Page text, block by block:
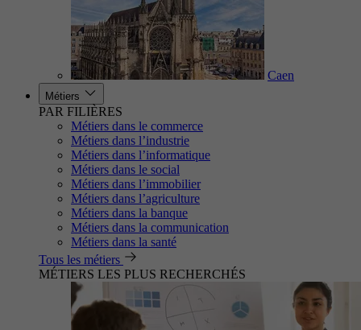
Caen
Métiers
PAR FILIÈRES
Métiers dans le commerce
Métiers dans l’industrie
Métiers dans l’informatique
Métiers dans le social
Métiers dans l’immobilier
Métiers dans l’agriculture
Métiers dans la banque
Métiers dans la communication
Métiers dans la santé
Tous les métiers
MÉTIERS LES PLUS RECHERCHÉS